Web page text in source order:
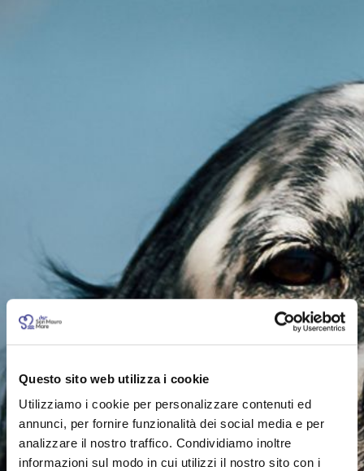
Questo sito web utilizza i cookie
Utilizziamo i cookie per personalizzare contenuti ed
annunci, per fornire funzionalità dei social media e per
analizzare il nostro traffico. Condividiamo inoltre
informazioni sul modo in cui utilizzi il nostro sito con i